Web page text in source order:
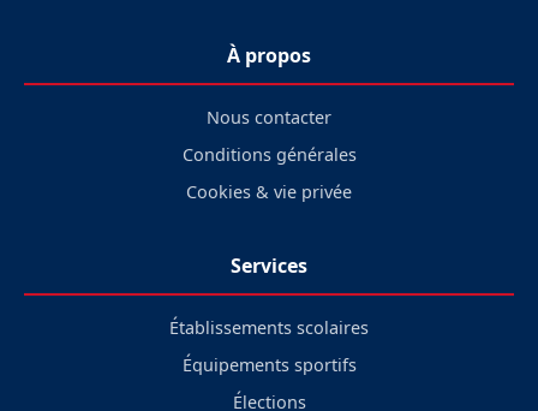
À propos
Nous contacter
Conditions générales
Cookies & vie privée
Services
Établissements scolaires
Équipements sportifs
Élections